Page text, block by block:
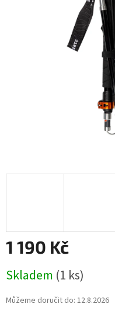
1 190 Kč
cena:
Skladem (1 ks)
Můžeme doručit do: 12.8.2026